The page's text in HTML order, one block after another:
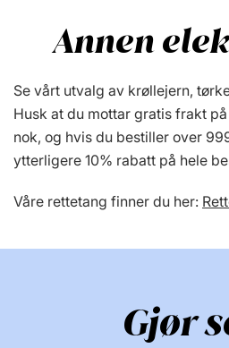
Annen
Se vårt utvalg av krøllejern,
Husk at du mottar gratis frakt
nok, og hvis du bestiller over
ytterligere 10% rabatt på hele
Våre rettetang finner du her:
Gjør